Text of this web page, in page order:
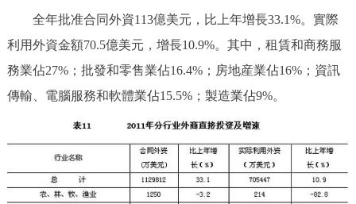
全年批准合同外資113億美元，比上年增長33.1%。實際
利用外資金額70.5億美元，增長10.9%。其中，租賃和商務服
務業佔27%；批發和零售業佔16.4%；房地産業佔16%；資訊
傳輸、電腦服務和軟體業佔15.5%；製造業佔9%。